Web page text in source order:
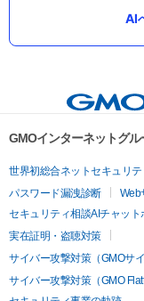
AI
GMOインターネットグ
世界初総合ネットセキュリテ
パスワード漏洩診断
Web
セキュリティ相談AIチャット
実在証明・盗聴対策
サイバー攻撃対策（GMOサ
サイバー攻撃対策（GMO Flatt